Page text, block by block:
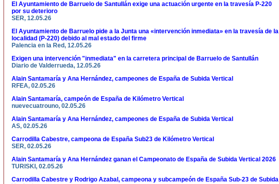
El Ayuntamiento de Barruelo de Santullán exige una actuación urgente en la travesía P-220
por su deterioro
SER, 12.05.26
El Ayuntamiento de Barruelo pide a la Junta una «intervención inmediata» en la travesía de la
localidad (P-220) debido al mal estado del firme
Palencia en la Red, 12.05.26
Exigen una intervención "inmediata" en la carretera principal de Barruelo de Santullán
Diario de Valderrueda, 12.05.26
Alain Santamaría y Ana Hernández, campeones de España de Subida Vertical
RFEA, 02.05.26
Alain Santamaría, campeón de España de Kilómetro Vertical
nuevecuatrouno, 02.05.26
Alain Santamaría y Ana Hernández, campeones de España de Subida Vertical
AS, 02.05.26
Carrodilla Cabestre, campeona de España Sub23 de Kilómetro Vertical
SER, 02.05.26
Alain Santamaría y Ana Hernández ganan el Campeonato de España de Subida Vertical 2026
TURISKI, 02.05.26
Carrodilla Cabestre y Rodrigo Azabal, campeona y subcampeón de España Sub-23 de Subida